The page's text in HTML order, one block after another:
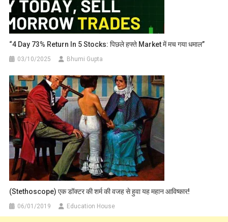
“4 Day 73% Return In 5 Stocks: पिछले हफ्ते Market में मच गया धमाल”
03/10/2025 Bhumi Gupta
(Stethoscope) एक डॉक्टर की शर्म की वजह से हुवा यह महान आविष्कार!
06/01/2019 Education House